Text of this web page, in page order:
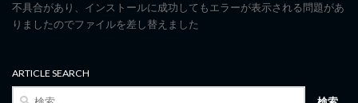
不具合があり、インストールに成功してもエラーが表示される問題があ
りましたのでファイルを差し替えました
ARTICLE SEARCH
検